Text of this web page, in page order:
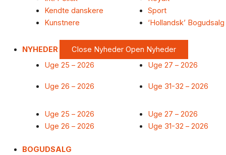
Kendte danskere
Kunstnere
Sport
‘Hollandsk’ Bogudsalg
NYHEDER Close Nyheder Open Nyheder
Uge 25 – 2026
Uge 26 – 2026
Uge 27 – 2026
Uge 31-32 – 2026
Uge 25 – 2026
Uge 26 – 2026
Uge 27 – 2026
Uge 31-32 – 2026
BOGUDSALG